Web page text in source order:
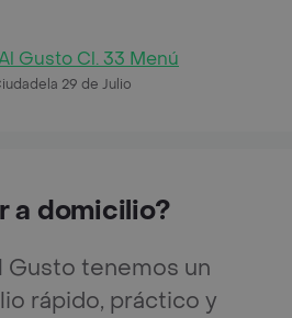
Gusto Cl. 33 Menú
29 de Julio
a domicilio?
Gusto tenemos un
rápido, práctico y